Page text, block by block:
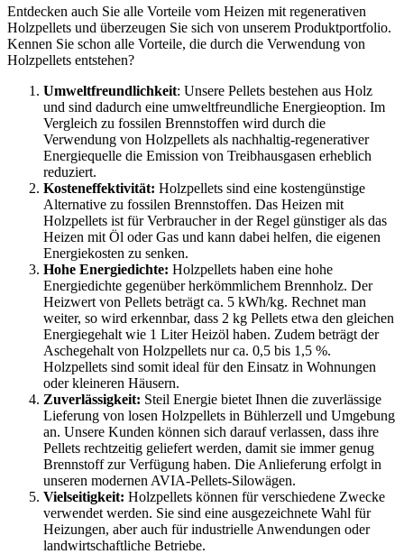
Entdecken auch Sie alle Vorteile vom Heizen mit regenerativen
Holzpellets und überzeugen Sie sich von unserem Produktportfolio.
Kennen Sie schon alle Vorteile, die durch die Verwendung von
Holzpellets entstehen?
Umweltfreundlichkeit: Unsere Pellets bestehen aus Holz
und sind dadurch eine umweltfreundliche Energieoption. Im
Vergleich zu fossilen Brennstoffen wird durch die
Verwendung von Holzpellets als nachhaltig-regenerativer
Energiequelle die Emission von Treibhausgasen erheblich
reduziert.
Kosteneffektivität: Holzpellets sind eine kostengünstige
Alternative zu fossilen Brennstoffen. Das Heizen mit
Holzpellets ist für Verbraucher in der Regel günstiger als das
Heizen mit Öl oder Gas und kann dabei helfen, die eigenen
Energiekosten zu senken.
Hohe Energiedichte: Holzpellets haben eine hohe
Energiedichte gegenüber herkömmlichem Brennholz. Der
Heizwert von Pellets beträgt ca. 5 kWh/kg. Rechnet man
weiter, so wird erkennbar, dass 2 kg Pellets etwa den gleichen
Energiegehalt wie 1 Liter Heizöl haben. Zudem beträgt der
Aschegehalt von Holzpellets nur ca. 0,5 bis 1,5 %.
Holzpellets sind somit ideal für den Einsatz in Wohnungen
oder kleineren Häusern.
Zuverlässigkeit: Steil Energie bietet Ihnen die zuverlässige
Lieferung von losen Holzpellets in Bühlerzell und Umgebung
an. Unsere Kunden können sich darauf verlassen, dass ihre
Pellets rechtzeitig geliefert werden, damit sie immer genug
Brennstoff zur Verfügung haben. Die Anlieferung erfolgt in
unseren modernen AVIA-Pellets-Silowägen.
Vielseitigkeit: Holzpellets können für verschiedene Zwecke
verwendet werden. Sie sind eine ausgezeichnete Wahl für
Heizungen, aber auch für industrielle Anwendungen oder
landwirtschaftliche Betriebe.